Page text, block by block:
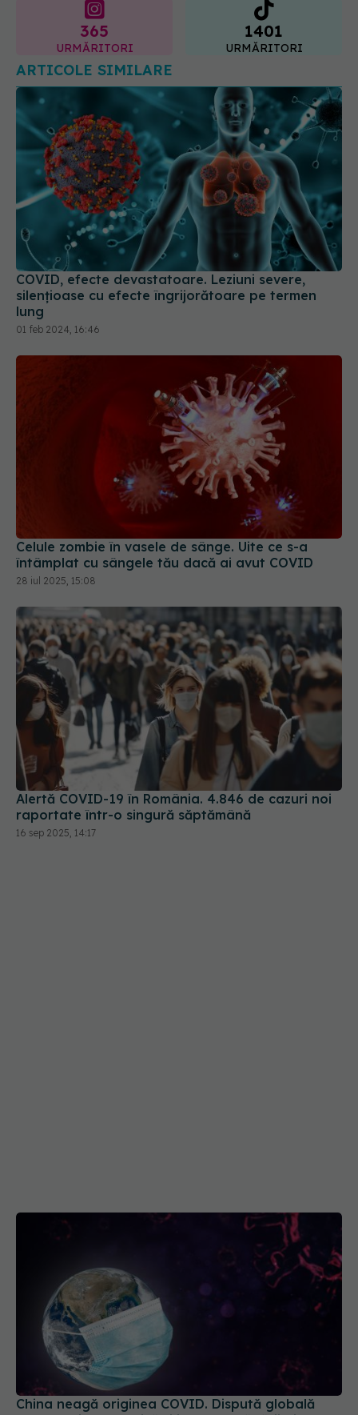
ARTICOLE SIMILARE
COVID, efecte devastatoare. Leziuni severe,
silențioase cu efecte îngrijorătoare pe termen
lung
01 feb 2024, 16:46
Celule zombie în vasele de sânge. Uite ce s-a
întâmplat cu sângele tău dacă ai avut COVID
Alertă COVID-19 în România. 4.846 de cazuri noi
raportate într-o singură săptămână
16 sep 2025, 14:17
China neagă originea COVID. Dispută globală
între teoria zoonotică și ipoteza scăpării din
laborator
23 apr 2025, 22:38